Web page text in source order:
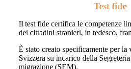
Test fide
Il test fide certifica le competenze
dei cittadini stranieri, in tedesco,
È stato creato specificamente per la
Svizzera su incarico della
migrazione (SEM).